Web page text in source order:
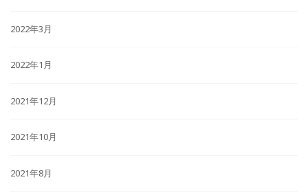
2022年3月
2022年1月
2021年12月
2021年10月
2021年8月